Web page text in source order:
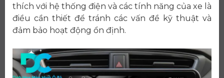
thích với hệ thống điện và các tính năng của xe là
điều cần thiết để tránh các vấn đề kỹ thuật và
đảm bảo hoạt động ổn định.